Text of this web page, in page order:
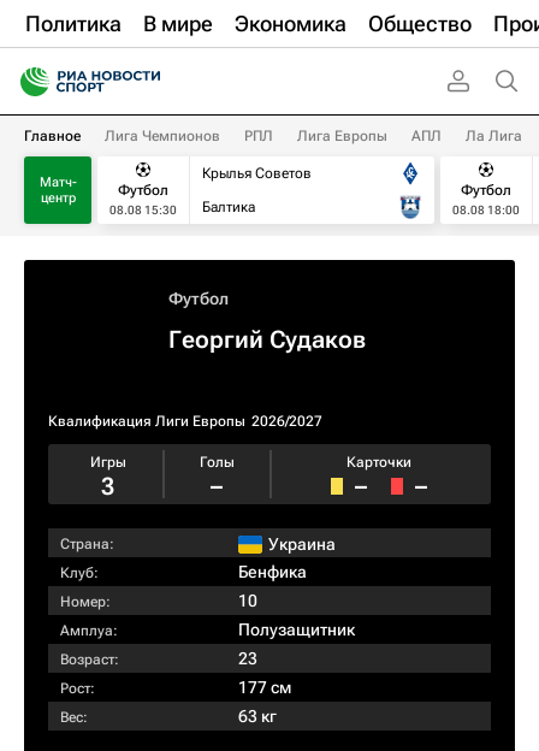
Политика В мире Экономика Общество
Главное Лига Чемпионов РПЛ Лига Европы АПЛ Ла Лига
Матч-
центр
Футбол
08.08 15:30
Крылья Советов
Балтика
Футбол
08.08 18:00
Футбол
Георгий Судаков
Квалификация Лиги Европы 2026/2027
Игры
3
Голы
–
Карточки
– –
Страна: Украина
Клуб: Бенфика
Номер: 10
Амплуа: Полузащитник
Возраст: 23
Рост: 177 см
Вес: 63 кг